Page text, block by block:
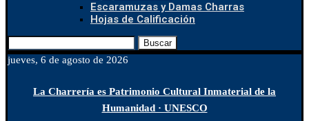
Escaramuzas y Damas Charras
Hojas de Calificación
Buscar
jueves, 6 de agosto de 2026
La Charrería es Patrimonio Cultural Inmaterial de la
Humanidad · UNESCO